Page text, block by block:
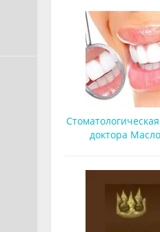
доктора